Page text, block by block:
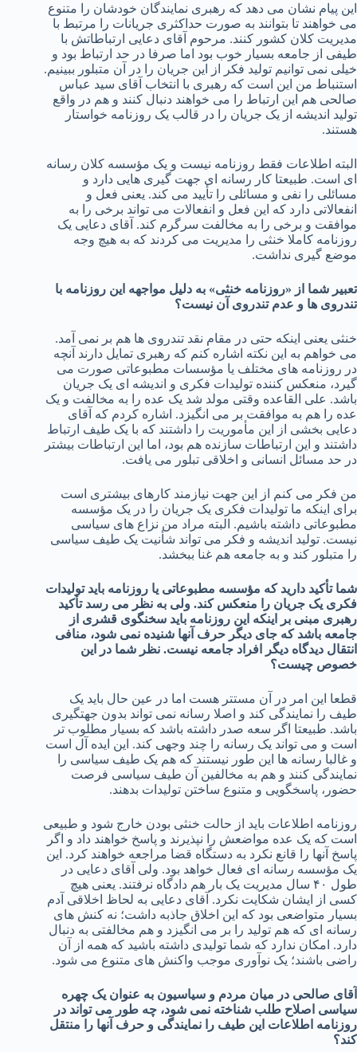
این پیام نشان می دهد که رهبری نمایندگان خودشان را متنوع
می خواهند تا بتوانند به صورت حداکثری جریانات را مرتبط با
مدیریت کلان کشور کنند. مرحوم آقای دعایی ارتباطاتش با
طیفی از جامعه بسیار خوب بود اما صرفا در حد ارتباط بود و
خیلی نمی توانیم تولید فکر از این جریان را در آن متبلور ببینیم.
استنباط من این است که رهبری با انتخاب آقای سید عباس
صالحی هم این ارتباط را می خواهند دنبال کنند و هم در واقع
تولید اندیشه از یک جریان را در قالب یک روزنامه خواستار
هستند.
البته اطلاعات فقط روزنامه نیست و یک مؤسسه کلان رسانه
ای است. طبیعتا کار رسانه ای جهت گیری هایی دارد و
مسائلی را نفی و مسائلی را تأیید می کند. یعنی فعل و
انفعالاتی دارد که این فعل و انفعالات می تواند برخی را به
موافقت و برخی را به مخالفت سرگرم کند. آقای دعایی یک
روزنامه کاملا خنثی را مدیریت می کردند که به هیچ وجه
موضع گیری نداشت.
تعبیر شما از «روزنامه خنثی» به دلیل مواجهه این روزنامه با
تندروی ها و عدم تندروی آن نیست؟
خنثی یعنی اینکه حتی در مقام نقد تندروی ها هم بر نمی آمد.
می خواهم به این نکته اشاره کنم که رهبری تمایل دارند آنچه
در روزنامه های مختلف یا مؤسسات مطبوعاتی صورت می
گیرد، منعکس کننده تولیدات فکری و اندیشه ای یک جریان
باشد. علی القاعده وقتی مولد شد یک عده را به مخالفت و یک
عده را هم به موافقت بر می انگیزد. اشاره کردم که آقای
دعایی بخشی از این مأموریت را داشتند که با یک طیف ارتباط
داشتند و این ارتباطات سازنده هم بود، اما این ارتباطات بیشتر
در حد مسائل انسانی و اخلاقی تبلور می یافت.
من فکر می کنم از این جهت نیازمند کارهای بیشتری است
برای اینکه ما تولیدات فکری یک جریان را در یک مؤسسه
مطبوعاتی داشته باشیم. البته مراد من نزاع های سیاسی
نیست. تولید اندیشه و فکر می تواند شأنیت یک طیف سیاسی
را متبلور کند و به جامعه هم غنا ببخشد.
شما تأکید دارید که مؤسسه مطبوعاتی یا روزنامه باید تولیدات
فکری یک جریان را منعکس کند. ولی به نظر می رسد تأکید
رهبری مبنی بر اینکه این روزنامه باید سخنگوی قشری از
جامعه باشد که جای دیگر حرف آنها شنیده نمی شود، منافی
انتقال دیدگاه دیگر افراد جامعه نیست. نظر شما در این
خصوص چیست؟
قطعا این امر در آن مستتر هست اما در عین حال باید یک
طیف را نمایندگی کند و اصلا رسانه نمی تواند بدون جهتگیری
باشد. طبیعتا اگر سعه صدر داشته باشد که بسیار مطلوب تر
است و می تواند یک رسانه را چند وجهی کند. این ایده آل است
و غالبا رسانه ها این طور نیستند که هم یک طیف سیاسی را
نمایندگی کنند و هم به مخالفین آن طیف سیاسی فرصت
حضور، پاسخگویی و متنوع ساختن تولیدات بدهند.
روزنامه اطلاعات باید از حالت خنثی بودن خارج شود و طبیعی
است که یک عده مواضعش را نپذیرند و پاسخ خواهند داد و اگر
پاسخ آنها را قانع نکرد به دستگاه قضا مراجعه خواهند کرد. این
یک مؤسسه رسانه ای فعال خواهد بود. ولی آقای دعایی در
طول ۴۰ سال مدیریت یک بار هم دادگاه نرفتند. یعنی هیچ
کسی از ایشان شکایت نکرد. آقای دعایی به لحاظ اخلاقی آدم
بسیار متواضعی بود که این اخلاق جاذبه داشت؛ نه کنش های
رسانه ای که هم تولید را بر می انگیزد و هم مخالفتی به دنبال
دارد. امکان ندارد که شما تولیدی داشته باشید که همه از آن
راضی باشند؛ یک نوآوری موجب واکنش های متنوع می شود.
آقای صالحی در میان مردم و سیاسیون به عنوان یک چهره
سیاسی اصلاح طلب شناخته نمی شود، چه طور می تواند در
روزنامه اطلاعات این طیف را نمایندگی و حرف آنها را منتقل
کند؟